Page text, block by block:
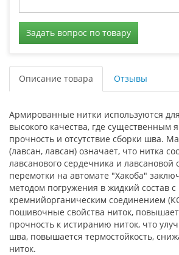
Задать вопрос по товару
Описание товара Отзывы
Армированные нитки используются
высокого качества, где существенным
прочность и отсутствие сборки шва.
(лавсан, лавсан) означает, что нитка
лавсанового сердечника и лавсановой
перемотки на автомате "Хакоба"
методом погружения в жидкий состав с
кремнийорганическим соединением
пошивочные свойства ниток,
прочность к истиранию ниток, что
шва, повышается термостойкость,
ниток.